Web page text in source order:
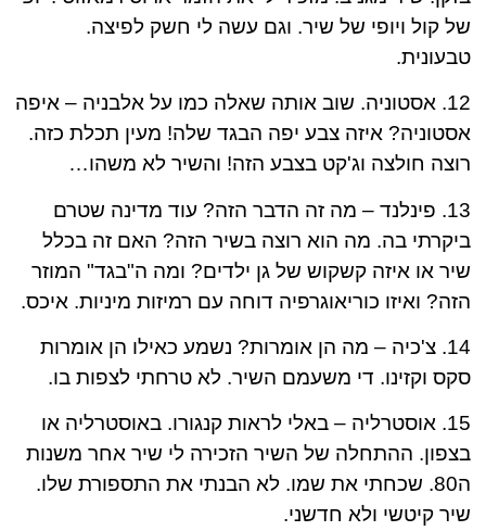
של קול ויופי של שיר. וגם עשה לי חשק לפיצה.
טבעונית.
12. אסטוניה. שוב אותה שאלה כמו על אלבניה – איפה
אסטוניה? איזה צבע יפה הבגד שלה! מעין תכלת כזה.
רוצה חולצה וג'קט בצבע הזה! והשיר לא משהו…
13. פינלנד – מה זה הדבר הזה? עוד מדינה שטרם
ביקרתי בה. מה הוא רוצה בשיר הזה? האם זה בכלל
שיר או איזה קשקוש של גן ילדים? ומה ה"בגד" המוזר
הזה? ואיזו כוריאוגרפיה דוחה עם רמיזות מיניות. איכס.
14. צ'כיה – מה הן אומרות? נשמע כאילו הן אומרות
סקס וקזינו. די משעמם השיר. לא טרחתי לצפות בו.
15. אוסטרליה – באלי לראות קנגורו. באוסטרליה או
בצפון. ההתחלה של השיר הזכירה לי שיר אחר משנות
ה80. שכחתי את שמו. לא הבנתי את התספורת שלו.
שיר קיטשי ולא חדשני.